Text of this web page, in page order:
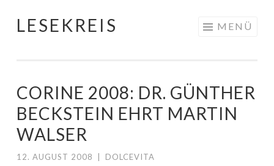
Springe
LESEKREIS MENÜ
CORINE 2008: DR. GÜNTHER
BECKSTEIN EHRT MARTIN
WALSER
12. AUGUST 2008 DOLCEVITA